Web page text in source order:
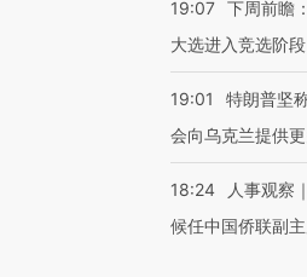
19:07 下周前瞻
大选进入竞选阶段
19:01
特朗普坚
会向乌克兰提供
18:24
人事观察
候任中国侨联副